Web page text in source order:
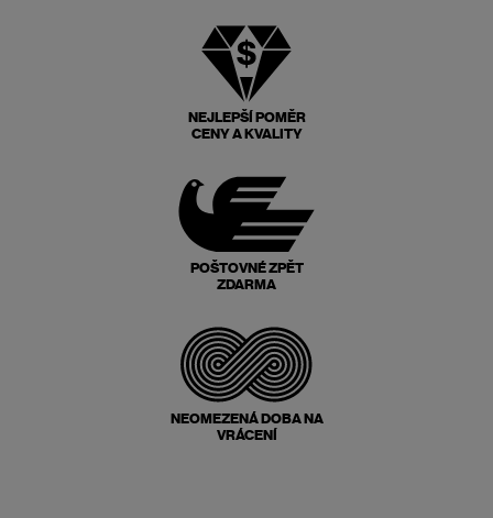
NEJLEPŠÍ POMĚR
CENY A KVALITY
POŠTOVNÉ ZPĚT
ZDARMA
NEOMEZENÁ DOBA NA
VRÁCENÍ